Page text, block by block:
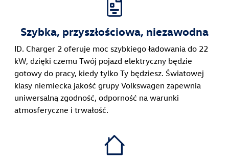
Szybka, przyszłościowa, niezawodna
ID. Charger 2 oferuje moc szybkiego ładowania do 22
kW, dzięki czemu Twój pojazd elektryczny będzie
gotowy do pracy, kiedy tylko Ty będziesz. Światowej
klasy niemiecka jakość grupy Volkswagen zapewnia
uniwersalną zgodność, odporność na warunki
atmosferyczne i trwałość.